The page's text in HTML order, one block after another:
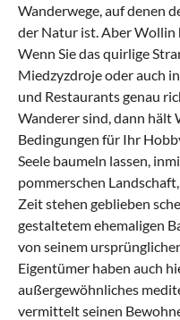
Wanderwege, auf denen
der Natur ist. Aber Wollin
Wenn Sie das quirlige
Miedzyzdroje oder auch
und Restaurants genau
Wanderer sind, dann hält
Bedingungen für Ihr
Seele baumeln lassen,
pommerschen
Zeit stehen geblieben
gestaltetem ehemaligen
von seinem
Eigentümer haben auch
außergewöhnliches
vermittelt seinen